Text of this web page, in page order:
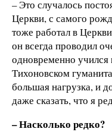
– Это случалось
Церкви, с самого
тоже работал в
он всегда проводил
одновременно
Тихоновском
большая нагрузка, и
даже сказать, что я
– Насколько редко?